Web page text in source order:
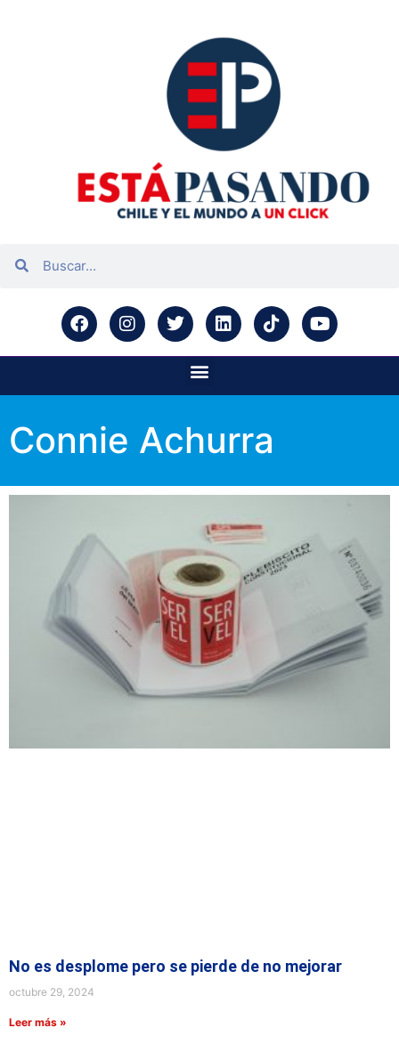
Connie Achurra
No es desplome pero se pierde de no mejorar
octubre 29, 2024
Leer más »